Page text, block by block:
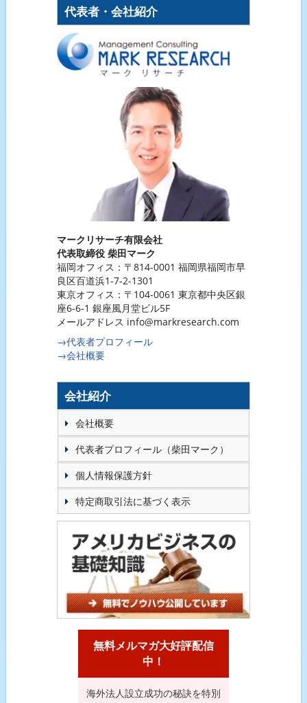
代表者・会社紹介
マークリサーチ有限会社
代表取締役 柴田マーク
福岡オフィス：〒814-0001 福岡県福岡市早
良区百道浜1-7-2-1301
東京オフィス：〒104-0061 東京都中央区銀
座6-6-1 銀座風月堂ビル5F
メールアドレス info@markresearch.com
→代表者プロフィール
→会社概要
会社紹介
会社概要
代表者プロフィール（柴田マーク）
個人情報保護方針
特定商取引法に基づく表示
無料メルマガ大好評配信
中！
海外法人設立成功の秘訣を特別